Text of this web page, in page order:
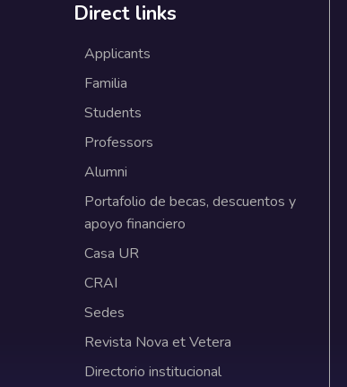
Direct links
Applicants
Familia
Students
Professors
Alumni
Portafolio de becas, descuentos y
apoyo financiero
Casa UR
CRAI
Sedes
Revista Nova et Vetera
Directorio institucional